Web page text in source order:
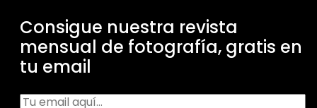
Consigue nuestra revista
mensual de fotografía, gratis en
tu email